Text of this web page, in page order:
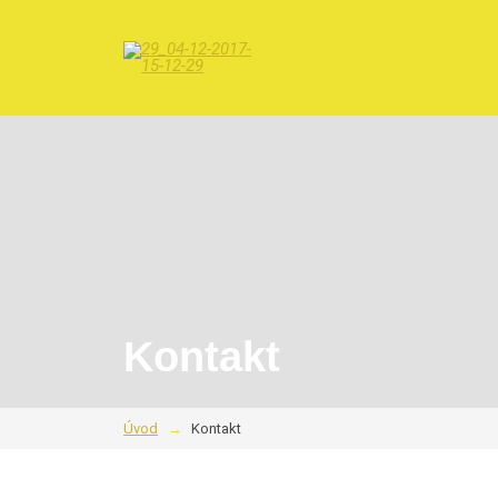
Kontakt
Úvod Kontakt